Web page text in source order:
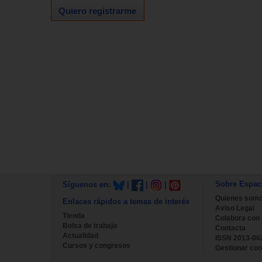
Quiero registrarme
Síguenos en:
Enlaces rápidos a temas de interés
Tienda
Bolsa de trabajo
Actualidad
Cursos y congresos
Sobre
Quienes
Aviso Legal
Colabora
Contacta
ISSN 2013-
Gestionar